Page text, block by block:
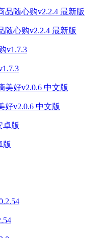
随心购v2.2.4 最新版
好v2.0.6 中文版
版